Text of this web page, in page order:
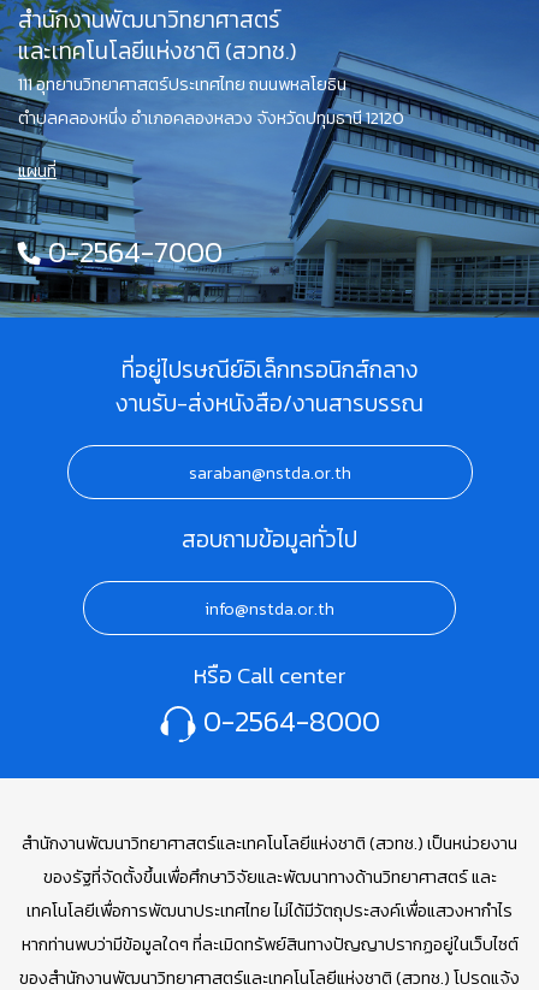
สำนักงานพัฒนาวิทยาศาสตร์
และเทคโนโลยีแห่งชาติ (สวทช.)
111 อุทยานวิทยาศาสตร์ประเทศไทย ถนนพหลโยธิน
ตำบลคลองหนึ่ง อำเภอคลองหลวง จังหวัดปทุมธานี 12120
แผนที่
0-2564-7000
ที่อยู่ไปรษณีย์อิเล็กทรอนิกส์กลาง
งานรับ-ส่งหนังสือ/งานสารบรรณ
saraban@nstda.or.th
สอบถามข้อมูลทั่วไป
info@nstda.or.th
หรือ Call center
0-2564-8000
สำนักงานพัฒนาวิทยาศาสตร์และเทคโนโลยีแห่งชาติ (สวทช.) เป็นหน่วยงาน
ของรัฐที่จัดตั้งขึ้นเพื่อศึกษาวิจัยและพัฒนาทางด้านวิทยาศาสตร์ และ
เทคโนโลยีเพื่อการพัฒนาประเทศไทย ไม่ได้มีวัตถุประสงค์เพื่อแสวงหากำไร
หากท่านพบว่ามีข้อมูลใดๆ ที่ละเมิดทรัพย์สินทางปัญญาปรากฏอยู่ในเว็บไซต์
ของสำนักงานพัฒนาวิทยาศาสตร์และเทคโนโลยีแห่งชาติ (สวทช.) โปรดแจ้ง